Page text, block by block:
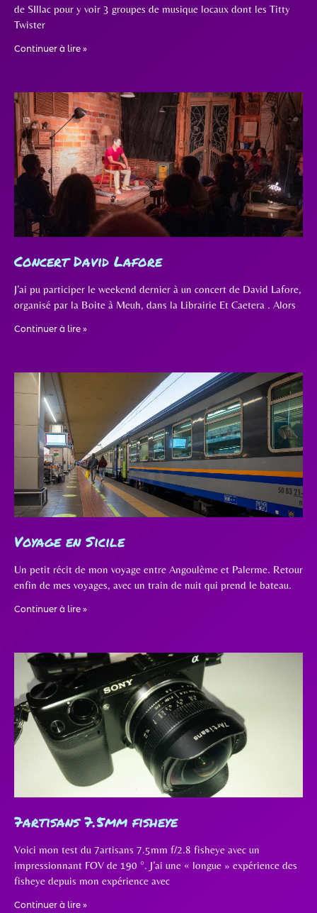
de SIllac pour y voir 3 groupes de musique locaux dont les Titty
Twister
Continuer à lire »
Concert David Lafore
J’ai pu participer le weekend dernier à un concert de David Lafore,
organisé par la Boite à Meuh, dans la Librairie Et Caetera . Alors
Continuer à lire »
Voyage en Sicile
Un petit récit de mon voyage entre Angoulème et Palerme. Retour
enfin de mes voyages, avec un train de nuit qui prend le bateau.
Continuer à lire »
7artisans 7.5mm fisheye
Voici mon test du 7artisans 7.5mm f/2.8 fisheye avec un
impressionnant FOV de 190 °. J’ai une « longue » expérience des
fisheye depuis mon expérience avec
Continuer à lire »